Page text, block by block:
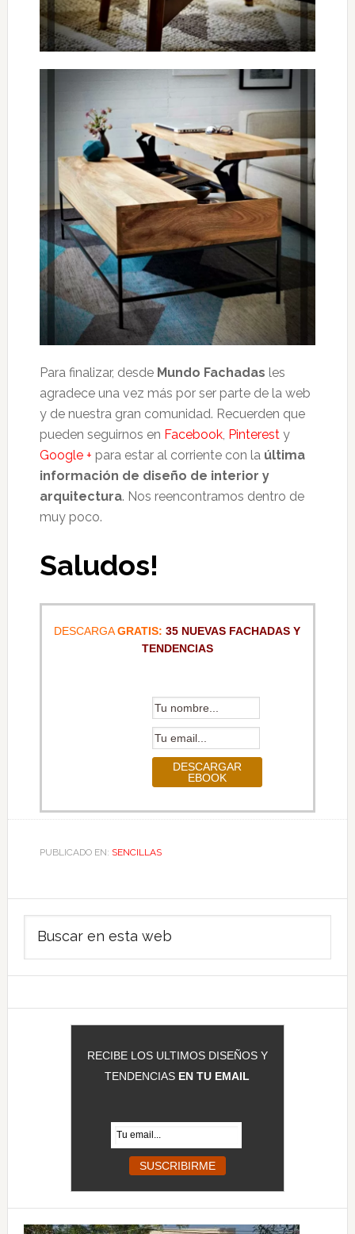
Para finalizar, desde Mundo Fachadas les
agradece una vez más por ser parte de la web
y de nuestra gran comunidad. Recuerden que
pueden seguirnos en Facebook, Pinteresty
Google + para estar al corriente con la última
información de diseño de interior y
arquitectura. Nos reencontramos dentro de
muy poco.
Saludos!
DESCARGAGRATIS: 35 NUEVAS FACHADAS Y
TENDENCIAS
PUBLICADO EN: SENCILLAS
Barra
lateral
principal
RECIBE LOS ULTIMOS DISEÑOS Y
TENDENCIAS EN TU EMAIL